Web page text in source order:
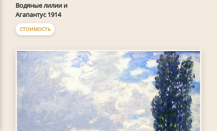
Водяные лилии и
Агапантус 1914
СТОИМОСТЬ